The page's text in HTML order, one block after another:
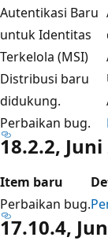
Autentikasi Baru
untuk Identitas
Terkelola (MSI)
Distribusi baru
didukung.
Perbaikan bug.
18.2.2, Juni
Item baru
Perbaikan bug.
17.10.4,